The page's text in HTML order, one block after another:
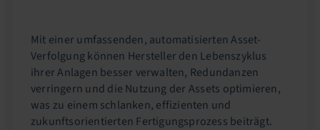
Mit einer umfassenden, automatisierten Asset-
Verfolgung können Hersteller den Lebenszyklus
ihrer Anlagen besser verwalten, Redundanzen
verringern und die Nutzung der Assets optimieren,
was zu einem schlanken, effizienten und
zukunftsorientierten Fertigungsprozess beiträgt.